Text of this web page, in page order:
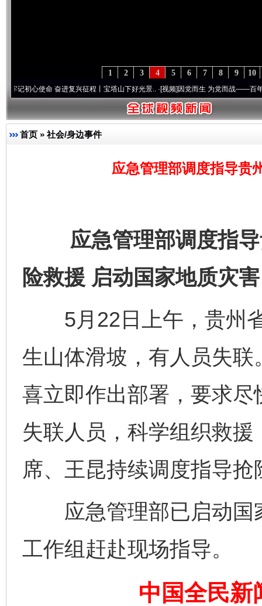
10
9
8
7
6
5
4
3
2
1
使命 奋进复兴征程丨宝塔山下好光景..·[视频]因党而生 为党而战——百年“纪”事⑧
首页 » 社会/身边事件
应急管理部调度指导贵
应急管理部调度指导
险救援 启动国家地质灾
5月22日上午，贵州省
生山体滑坡，有人员失
喜立即作出部署，要求
失联人员，科学组织救
席、王昆持续调度指导抢
应急管理部已启动国
工作组赶赴现场指导。
中国全民新
完善运行机制助力责任有效落实 一纸欠